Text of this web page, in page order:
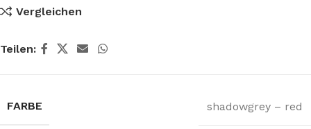
Vergleichen
Teilen:
FARBE shadowgrey – red